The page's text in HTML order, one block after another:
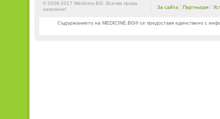
© 2006-2017 Medicine.BG. Всички права
запазени!
За сайта Партньори
Съдържанието на MEDICINE.BG® се предоставя единствено с